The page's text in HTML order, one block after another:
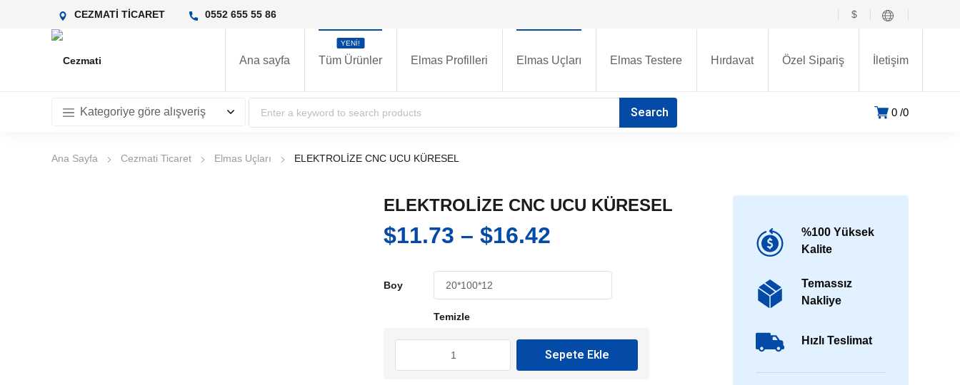
$
CEZMATİ TİCARET 0552 655 55 86
Ana sayfa Tüm Ürünler
YENI!
Elmas Profilleri Elmas Uçları Elmas Testere Hırdavat Özel Sipariş İletişim
0 0
Kategoriye göre alışveriş
Ana Sayfa Cezmati Ticaret Elmas Uçları ELEKTROLİZE CNC UCU KÜRESEL
ELEKTROLİZE CNC UCU KÜRESEL
$11.73 – $16.42
$11.73
-
Boy
Temizle
Sepete Ekle
%100 Yüksek
Kalite
Temassız
Nakliye
Hızlı Teslimat